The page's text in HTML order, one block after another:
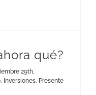
qué?
29th,
, Inversiones, Presente